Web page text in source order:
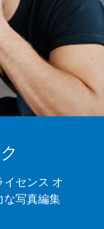
イセンス オ
な写真編集